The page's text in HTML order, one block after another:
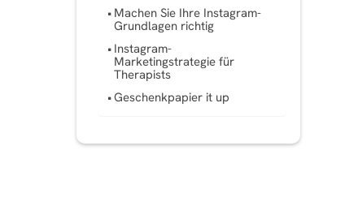
Machen Sie Ihre Instagram-
Grundlagen richtig
Instagram-
Marketingstrategie für
Therapists
Geschenkpapier it up